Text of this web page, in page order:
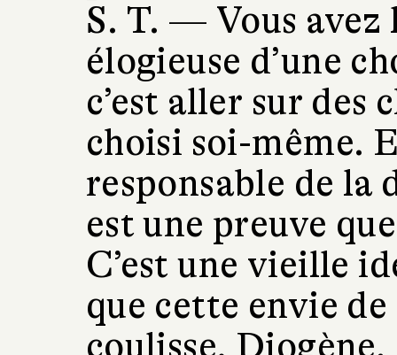
S. T. — Vous
élogieuse d’une
c’est aller sur des
choisi soi-même.
responsable de la
est une preuve
C’est une vieille
que cette envie
coulisse.